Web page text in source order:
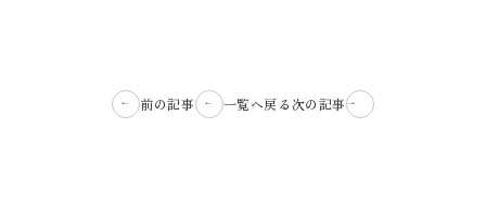
前の記事 一覧へ戻る次の記事